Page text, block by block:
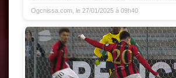
Ogcnissa.com, le 27/01/2025 à 09h40